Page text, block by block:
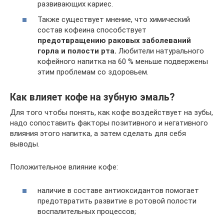
развивающих кариес.
Также существует мнение, что химический
состав кофеина способствует
предотвращению раковых заболеваний
горла и полости рта. Любители натурального
кофейного напитка на 60 % меньше подвержены
этим проблемам со здоровьем.
Как влияет кофе на зубную эмаль?
Для того чтобы понять, как кофе воздействует на зубы,
надо сопоставить факторы позитивного и негативного
влияния этого напитка, а затем сделать для себя
выводы.
Положительное влияние кофе:
наличие в составе антиоксидантов помогает
предотвратить развитие в ротовой полости
воспалительных процессов;